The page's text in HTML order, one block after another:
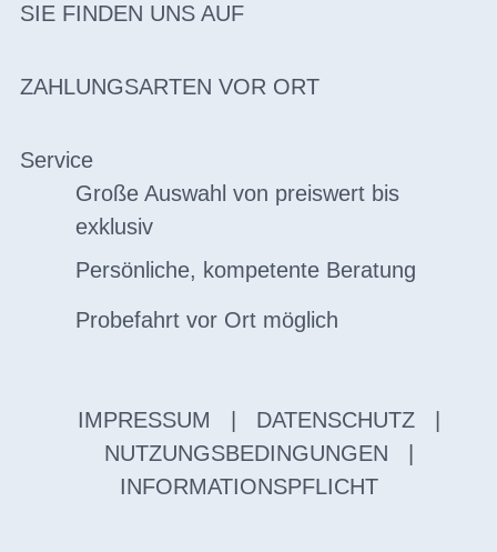
SIE FINDEN UNS AUF
ZAHLUNGSARTEN VOR ORT
Service
Große Auswahl von preiswert bis
exklusiv
Persönliche, kompetente Beratung
Probefahrt vor Ort möglich
IMPRESSUM DATENSCHUTZ
NUTZUNGSBEDINGUNGEN
INFORMATIONSPFLICHT